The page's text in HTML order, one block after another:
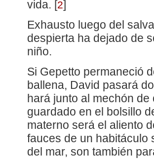
vida. [2]
Exhausto luego del
despierta ha dejado de
niño.
Si Gepetto permaneció
ballena, David pasará
hará junto al mechón
guardado en el bolsillo
materno será el aliento
fauces de un habitáculo
del mar, son también